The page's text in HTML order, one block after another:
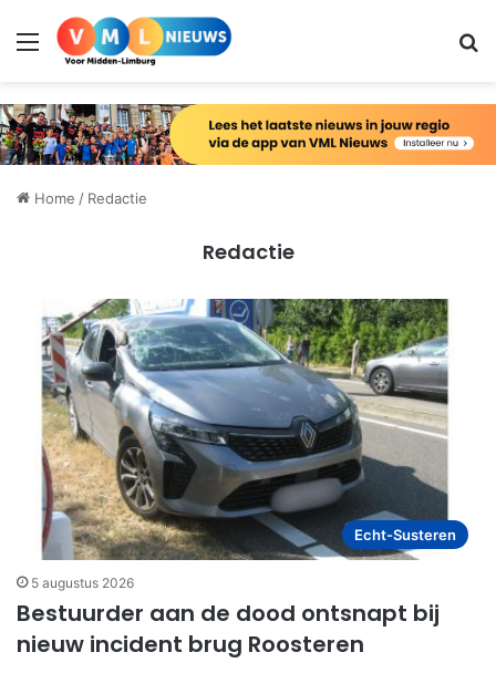
Menu
Home / Redactie
Redactie
Echt-Susteren
5 augustus 2026
Bestuurder aan de dood ontsnapt bij
nieuw incident brug Roosteren